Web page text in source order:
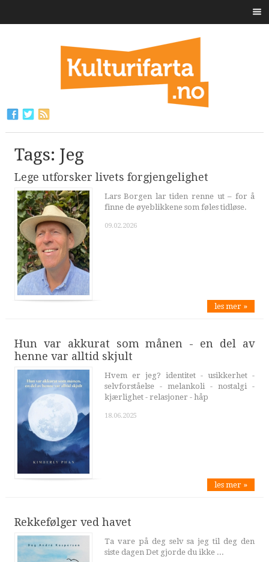
Tags: Jeg
Lege utforsker livets forgjengelighet
Lars Borgen lar tiden renne ut – for å
finne de øyeblikkene som føles tidløse.
09.02.2026
les mer »
Hun var akkurat som månen - en del av
henne var alltid skjult
Hvem er jeg? identitet - usikkerhet -
selvforståelse - melankoli - nostalgi -
kjærlighet - relasjoner - håp
18.06.2025
les mer »
Rekkefølger ved havet
Ta vare på deg selv sa jeg til deg den
siste dagen Det gjorde du ikke ...